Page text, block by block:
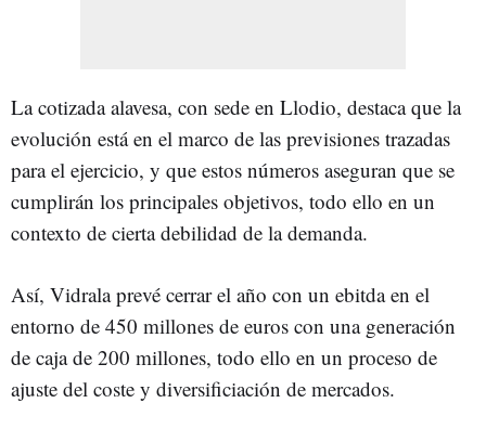
La cotizada alavesa, con sede en Llodio, destaca que la
evolución está en el marco de las previsiones trazadas
para el ejercicio, y que estos números aseguran que se
cumplirán los principales objetivos, todo ello en un
contexto de cierta debilidad de la demanda.
Así, Vidrala prevé cerrar el año con un ebitda en el
entorno de 450 millones de euros con una generación
de caja de 200 millones, todo ello en un proceso de
ajuste del coste y diversificiación de mercados.